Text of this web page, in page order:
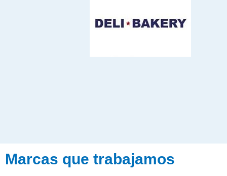
Marcas que trabajamos